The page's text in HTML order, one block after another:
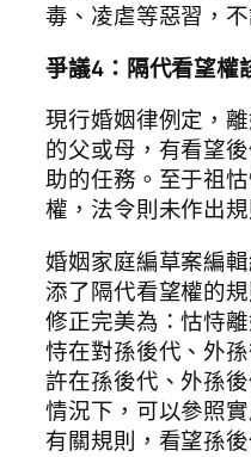
毒、凌虐等惡習，
爭議4：隔代看望權
現行婚姻律例定，
的父或母，有看望
助的任務。至于祖
權，法令則未作出規
婚姻家庭編草案編
添了隔代看望權的
修正完美為：怙恃
恃在對孫後代、外
許在孫後代、外孫
情況下，可以參照
有關規則，看望孫